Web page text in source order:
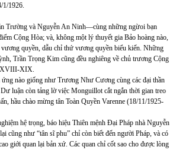
1/1926.
Trường và Nguyễn An Ninh—cùng những ngừoi bạn
Cộng Hòa; và, không một lý thuyết gia Bảo hoàng nào,
vương quyền, dẫu chỉ thứ vương quyền biểu kiến. Những
Trần Trọng Kim cũng đều nghiêng về chủ trương Cộng
XVIII-XIX.
ứng nào giống như Trương Như Cương cùng các đại thần
luận còn tảng lờ việc Monguillot cắt ngắn thời gian treo
hầu chào mừng tân Toàn Quyền Varenne (18/11/1925-
hệ trọng, báo hiệu Thiên mệnh Đại Pháp nhà Nguyễn
cũng như “tân sĩ phu” chỉ còn biết đến người Pháp, và có
giới quan lại bản xứ. Các quan chỉ cốt sao cho được lòng